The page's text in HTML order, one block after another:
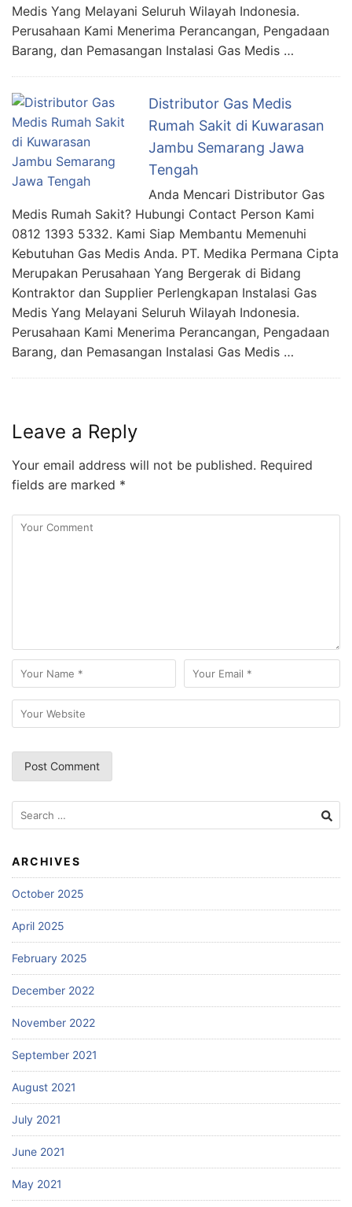
Medis Yang Melayani Seluruh Wilayah Indonesia.
Perusahaan Kami Menerima Perancangan, Pengadaan
Barang, dan Pemasangan Instalasi Gas Medis …
Distributor Gas Medis
Rumah Sakit di Kuwarasan
Jambu Semarang Jawa
Tengah
Anda Mencari Distributor Gas
Medis Rumah Sakit? Hubungi Contact Person Kami
0812 1393 5332. Kami Siap Membantu Memenuhi
Kebutuhan Gas Medis Anda. PT. Medika Permana Cipta
Merupakan Perusahaan Yang Bergerak di Bidang
Kontraktor dan Supplier Perlengkapan Instalasi Gas
Medis Yang Melayani Seluruh Wilayah Indonesia.
Perusahaan Kami Menerima Perancangan, Pengadaan
Barang, dan Pemasangan Instalasi Gas Medis …
Leave a Reply
Your email address will not be published. Required
fields are marked *
Search
for:
ARCHIVES
October 2025
April 2025
February 2025
December 2022
November 2022
September 2021
August 2021
July 2021
June 2021
May 2021